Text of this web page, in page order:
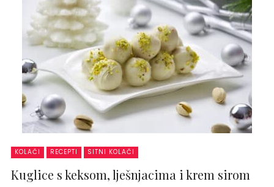
KOLAČI RECEPTI SITNI KOLAČI
Kuglice s keksom, lješnjacima i krem sirom